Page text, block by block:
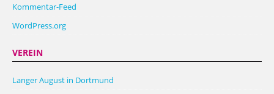
Kommentar-Feed
WordPress.org
VEREIN
Langer August in Dortmund